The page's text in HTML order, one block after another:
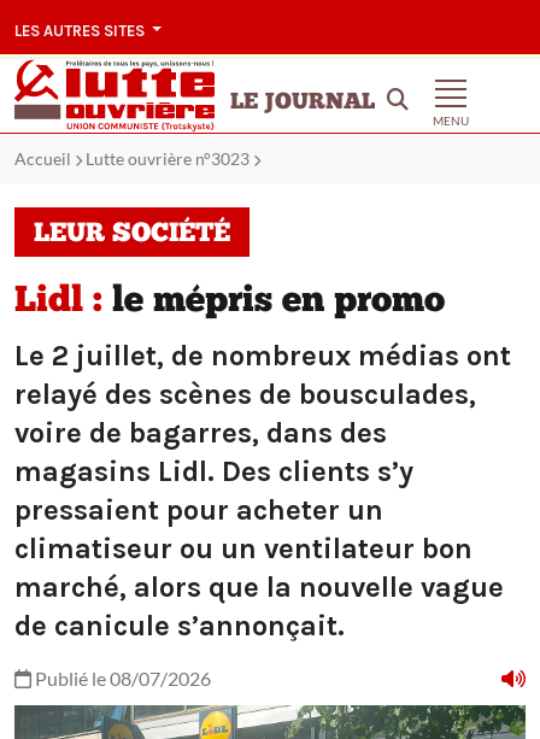
LES AUTRES SITES
LE JOURNAL
MENU
Accueil Lutte ouvrière n°3023
LEUR SOCIÉTÉ
Lidl : le mépris en promo
Le 2 juillet, de nombreux médias ont
relayé des scènes de bousculades,
voire de bagarres, dans des
magasins Lidl. Des clients s’y
pressaient pour acheter un
climatiseur ou un ventilateur bon
marché, alors que la nouvelle vague
de canicule s’annonçait.
Publié le 08/07/2026